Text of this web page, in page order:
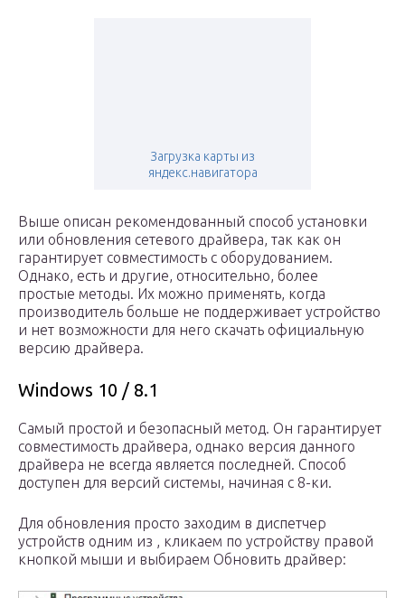
Загрузка карты из
яндекс.навигатора
Выше описан рекомендованный способ установки
или обновления сетевого драйвера, так как он
гарантирует совместимость с оборудованием.
Однако, есть и другие, относительно, более
простые методы. Их можно применять, когда
производитель больше не поддерживает устройство
и нет возможности для него скачать официальную
версию драйвера.
Windows 10 / 8.1
Самый простой и безопасный метод. Он гарантирует
совместимость драйвера, однако версия данного
драйвера не всегда является последней. Способ
доступен для версий системы, начиная с 8-ки.
Для обновления просто заходим в диспетчер
устройств одним из , кликаем по устройству правой
кнопкой мыши и выбираем Обновить драйвер: